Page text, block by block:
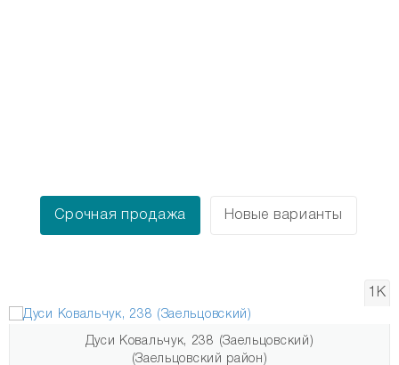
Срочная продажа Новые варианты
1К
Дуси Ковальчук, 238 (Заельцовский)
(Заельцовский район)